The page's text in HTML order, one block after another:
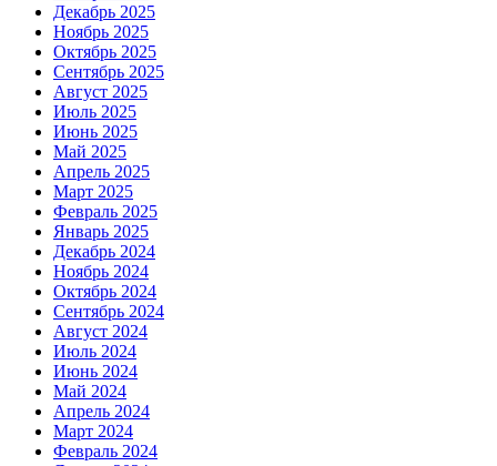
Декабрь 2025
Ноябрь 2025
Октябрь 2025
Сентябрь 2025
Август 2025
Июль 2025
Июнь 2025
Май 2025
Апрель 2025
Март 2025
Февраль 2025
Январь 2025
Декабрь 2024
Ноябрь 2024
Октябрь 2024
Сентябрь 2024
Август 2024
Июль 2024
Июнь 2024
Май 2024
Апрель 2024
Март 2024
Февраль 2024